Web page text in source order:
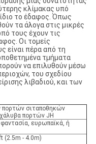
κλίμακας υπό
το έδαφος. Όπως
τα άλογα στις μικρές
τους έχουν τις
Οι τομείς
είναι πέρα από τη
τμήματα
να επιλυθούν μέσω
του σχεδίου
λιβαδιού, και των
σιταποθηκών
πορτών JH
ευρωπαϊκά, ή
(2.5m - 4.0m)